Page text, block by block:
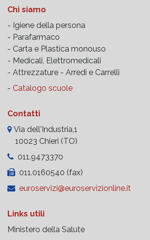
Chi siamo
- Igiene della persona
- Parafarmaco
- Carta e Plastica monouso
- Medicali, Elettromedicali
- Attrezzature - Arredi e Carrelli
- Catalogo scuole
Contatti
Via dell'Industria,1
10023 Chieri (TO)
011.9473370
011.0160540 (fax)
euroservizi@euroservizionline.it
Links utili
Ministero della Salute